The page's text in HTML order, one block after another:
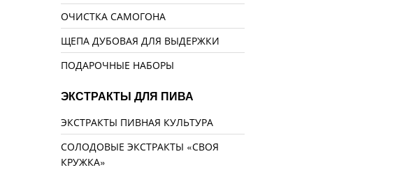
ОЧИСТКА САМОГОНА
ЩЕПА ДУБОВАЯ ДЛЯ ВЫДЕРЖКИ
ПОДАРОЧНЫЕ НАБОРЫ
ЭКСТРАКТЫ ДЛЯ ПИВА
ЭКСТРАКТЫ ПИВНАЯ КУЛЬТУРА
СОЛОДОВЫЕ ЭКСТРАКТЫ «СВОЯ
КРУЖКА»